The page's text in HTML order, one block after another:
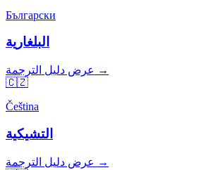
Български
البلغارية
عرض دليل الترجمة →
🇨🇿
Čeština
التشيكية
عرض دليل الترجمة →